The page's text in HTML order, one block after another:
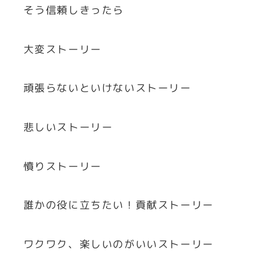
そう信頼しきったら
大変ストーリー
頑張らないといけないストーリー
悲しいストーリー
憤りストーリー
誰かの役に立ちたい！貢献ストーリー
ワクワク、楽しいのがいいストーリー